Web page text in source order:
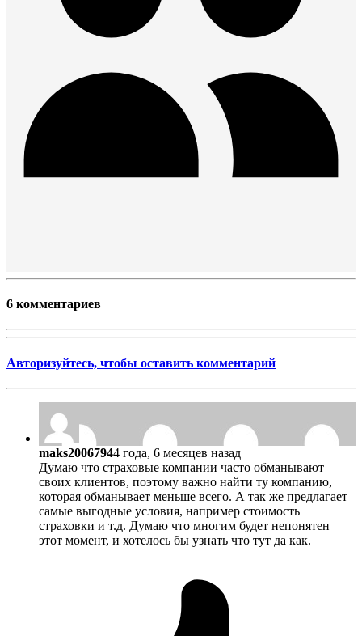
6 комментариев
Авторизуйтесь, чтобы оставить комментарий
maks20067944 года, 6 месяцев назад
Думаю что страховые компании часто обманывают
своих клиентов, поэтому важно найти ту компанию,
которая обманывает меньше всего. А так же предлагает
самые выгодные условия, например стоимость
страховки и т.д. Думаю что многим будет непонятен
этот момент, и хотелось бы узнать что тут да как.